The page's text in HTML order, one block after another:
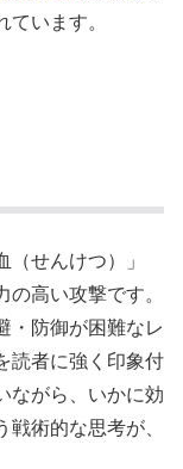
います。
せんけつ）」
高い攻撃です。
・防御が困難なレ
読者に強く印象付
ながら、いかに効
術的な思考が、